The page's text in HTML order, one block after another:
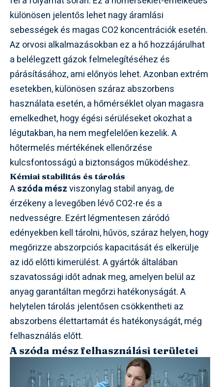
különösen jelentős lehet nagy áramlási
sebességek és magas CO2 koncentrációk esetén.
Az orvosi alkalmazásokban ez a hő hozzájárulhat
a belélegzett gázok felmelegítéséhez és
párásításához, ami előnyös lehet. Azonban extrém
esetekben, különösen száraz abszorbens
használata esetén, a hőmérséklet olyan magasra
emelkedhet, hogy égési sérüléseket okozhat a
légutakban, ha nem megfelelően kezelik. A
hőtermelés mértékének ellenőrzése
kulcsfontosságú a biztonságos működéshez.
Kémiai stabilitás és tárolás
Aszóda mészviszonylag stabil anyag, de
érzékeny a levegőben lévő CO2-re és a
nedvességre. Ezért légmentesen záródó
edényekben kell tárolni, hűvös, száraz helyen, hogy
megőrizze abszorpciós kapacitását és elkerülje
az idő előtti kimerülést. A gyártók általában
szavatossági időt adnak meg, amelyen belül az
anyag garantáltan megőrzi hatékonyságát. A
helytelen tárolás jelentősen csökkentheti az
abszorbens élettartamát és hatékonyságát, még
felhasználás előtt.
A szóda mész felhasználási területei